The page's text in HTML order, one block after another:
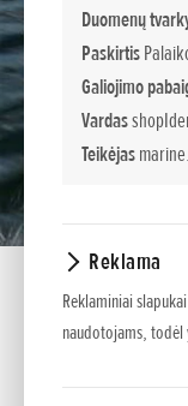
Duomenų
Paskirtis
Galiojimo
Vardas
Teikėjas
Reklama
Reklaminiai
naudotojams, todėl